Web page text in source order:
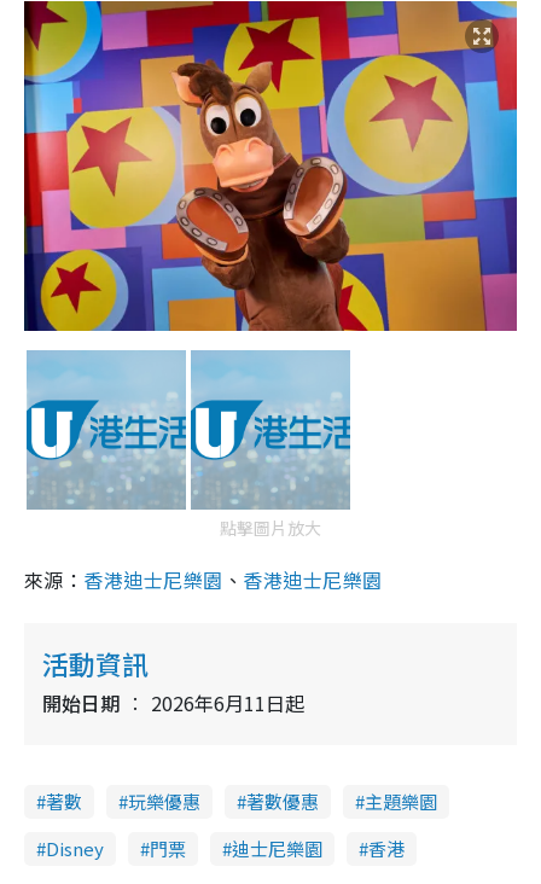
點擊圖片放大
來源： 香港迪士尼樂園 、 香港迪士尼樂園
活動資訊
開始日期 2026年6月11日起
著數 玩樂優惠 著數優惠
主題樂園
Disney
門票 迪士尼樂園 香港